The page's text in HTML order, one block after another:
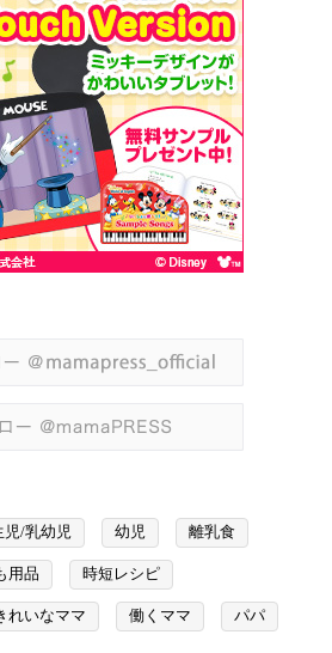
児/乳幼児 幼児 離乳食
用品 時短レシピ
れいなママ 働くママ パパ